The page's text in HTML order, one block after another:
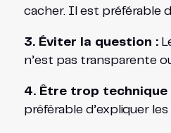
cacher. Il est préférable
3. Éviter la question :
n’est pas transparente
4. Être trop technique
préférable d’expliquer